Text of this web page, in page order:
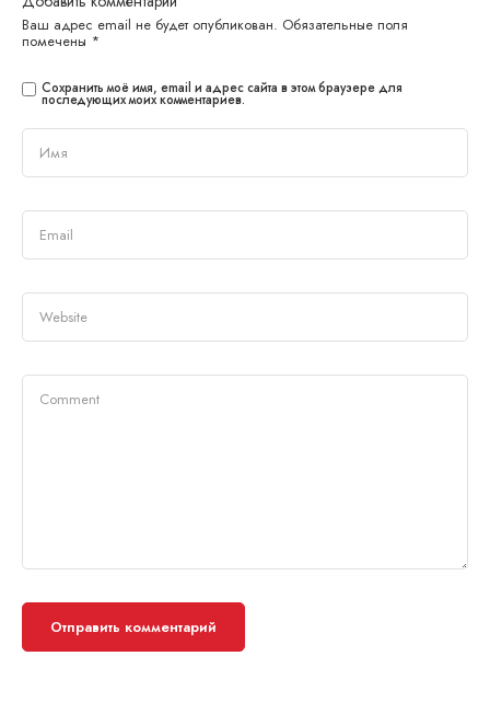
Ваш адрес email не будет опубликован. Обязательные поля
помечены *
Сохранить моё имя, email и адрес сайта в этом браузере для
последующих моих комментариев.